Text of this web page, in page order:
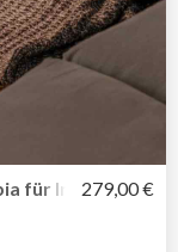
für In-Outdoor
279,00 €